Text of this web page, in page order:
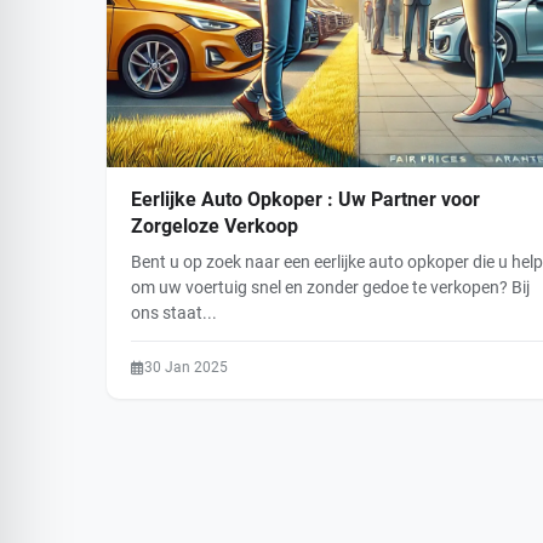
Eerlijke Auto Opkoper : Uw Partner voor
Zorgeloze Verkoop
Bent u op zoek naar een eerlijke auto opkoper die u
om uw voertuig snel en zonder gedoe te verkopen? Bij
ons staat...
30 Jan 2025